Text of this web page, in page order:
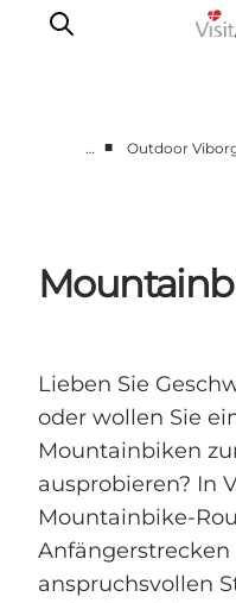
Djursland
Randers
Viborg
Favrskov
… ■ Outdoor
Lieben Sie
oder wollen Sie
Mountainbiken
ausprobieren? In
Mountainbike-
Anfängerstrecken
anspruchsvollen